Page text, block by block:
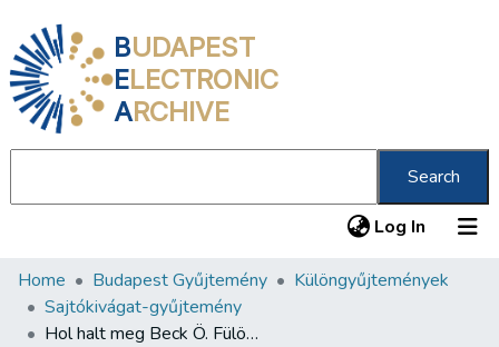
BUDAPEST
ELECTRONIC
ARCHIVE
Search
Log In (current)
Communities & Collections
All of DSpace
Home Budapest Gyűjtemény
Különgyűjtemények
Sajtókivágat-gyűjtemény
Hol halt meg Beck Ö. Fülöp szobrászművész